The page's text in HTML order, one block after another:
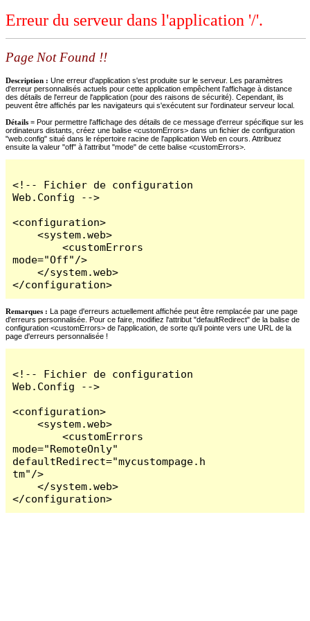
Erreur du serveur dans l'application '/'.
Page Not Found !!
Description : Une erreur d'application s'est produite sur le serveur. Les paramètres
d'erreur personnalisés actuels pour cette application empêchent l'affichage à distance
des détails de l'erreur de l'application (pour des raisons de sécurité). Cependant, ils
peuvent être affichés par les navigateurs qui s'exécutent sur l'ordinateur serveur local.
Détails = Pour permettre l'affichage des détails de ce message d'erreur spécifique sur les
ordinateurs distants, créez une balise <customErrors> dans un fichier de configuration
"web.config" situé dans le répertoire racine de l'application Web en cours. Attribuez
ensuite la valeur "off" à l'attribut "mode" de cette balise <customErrors>.
<!-- Fichier de configuration
Web.Config -->
<configuration>
    <system.web>
        <customErrors
mode="Off"/>
    </system.web>
</configuration>
Remarques : La page d'erreurs actuellement affichée peut être remplacée par une page
d'erreurs personnalisée. Pour ce faire, modifiez l'attribut "defaultRedirect" de la balise de
configuration <customErrors> de l'application, de sorte qu'il pointe vers une URL de la
page d'erreurs personnalisée !
<!-- Fichier de configuration
Web.Config -->
<configuration>
    <system.web>
        <customErrors
mode="RemoteOnly"
defaultRedirect="mycustompage.h
tm"/>
    </system.web>
</configuration>